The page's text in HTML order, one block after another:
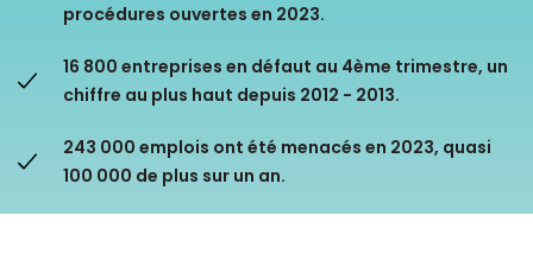
Nos partenaires
Ressources
procédures ouvertes en 2023.
16 800 entreprises en défaut au 4ème trimestre, un
chiffre au plus haut depuis 2012 - 2013.
243 000 emplois ont été menacés en 2023, quasi
100 000 de plus sur un an.